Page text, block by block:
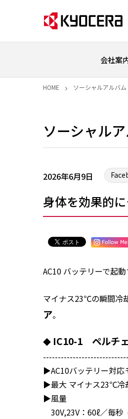
会社案
HOME ソーシャルアルバム
ソーシャル
2026年6月9日
身体を効果的
AC10 バッテリーで起動
マイナス23℃の瞬間冷
ア。
◆ IC10-1 ペルチ
▶️AC10バッテリー対応
▶️最大 マイナス23℃冷
▶️風量
30V,23V：60ℓ／毎秒